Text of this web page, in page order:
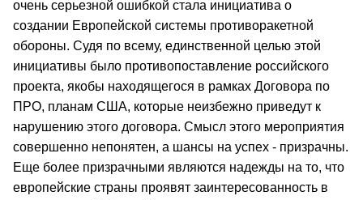
очень серьезной ошибкой стала инициатива о
создании Европейской системы противоракетной
обороны. Судя по всему, единственной целью этой
инициативы было противопоставление российского
проекта, якобы находящегося в рамках Договора по
ПРО, планам США, которые неизбежно приведут к
нарушению этого договора. Смысл этого мероприятия
совершенно непонятен, а шансы на успех - призрачны.
Еще более призрачными являются надежды на то, что
европейские страны проявят заинтересованность в